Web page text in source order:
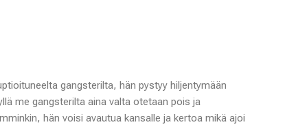
gangsterilta, hän pystyy hiljentymään
me gangsterilta aina valta otetaan pois ja
hän voisi avautua kansalle ja kertoa mikä ajoi